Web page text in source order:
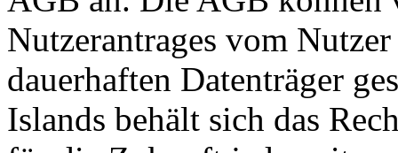
Nutzerantrages vom
dauerhaften Datenträger
Islands behält sich das